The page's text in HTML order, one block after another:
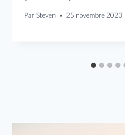
Par Steven 25 novembre 2023